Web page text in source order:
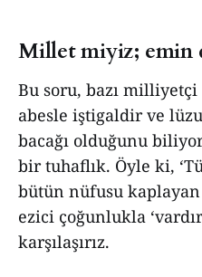
Millet miyiz; emin
Bu soru, bazı milliyetçi
abesle iştigaldir ve
bacağı olduğunu
bir tuhaflık. Öyle ki,
bütün nüfusu
ezici çoğunlukla
karşılaşırız.